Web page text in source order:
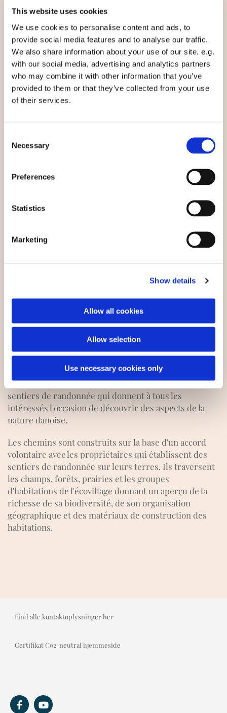
This website uses cookies
We use cookies to personalise content and ads, to
provide social media features and to analyse our traffic.
We also share information about your use of our site, e.g.
with our social media, advertising and analytics partners
who may combine it with other information that you’ve
provided to them or that they’ve collected from your use
of their services.
Selection
Necessary
Preferences
Statistics
Marketing
Show details
Allow all cookies
Allow selection
Use necessary cookies only
de découvrir différents aspects de l'écovillage, par
exemple utiliser ses sens, cuire au feu de bois, «
qu'est-ce qu'une agriculture biologique » ou «
comment fonctionne la démocratie dans l'écovillage ».
L'écovillage collabore avec un programme regroupant
les trente-quatre écoles écologiques du pays et avec
l'Association des terres biologiques (Organic Land
Ensuite, il nous arrive régulièrement d'organiser des
cours et des visites dans le cadre de séminaires. Nous
nous concentrons alors notamment, en fonction des
notre approvisionnement en énergie, nos modalités de
construction. Nous organisons également des ateliers
autour d'un feu de camp, de la vie dans le lac ou d'un
contenu créatif.
également avec l’Association nationale de l'écologie et
programmes éducatifs pour les écoliers, les jardins
d’enfants et d’autres institutions.
Chemins dans l'écovillage
Par ailleurs, les chemins de l'écovillage sont des
sentiers de randonnée qui donnent à tous les
intéressés l'occasion de découvrir des aspects de la
nature danoise.
Les chemins sont construits sur la base d'un accord
volontaire avec les propriétaires qui établissent des
sentiers de randonnée sur leurs terres. Ils traversent
les champs, forêts, prairies et les groupes
d'habitations de l'écovillage donnant un aperçu de la
richesse de sa biodiversité, de son organisation
géographique et des matériaux de construction des
habitations.
Find alle kontaktoplysninger her
Certifikat Co2-neutral hjemmeside